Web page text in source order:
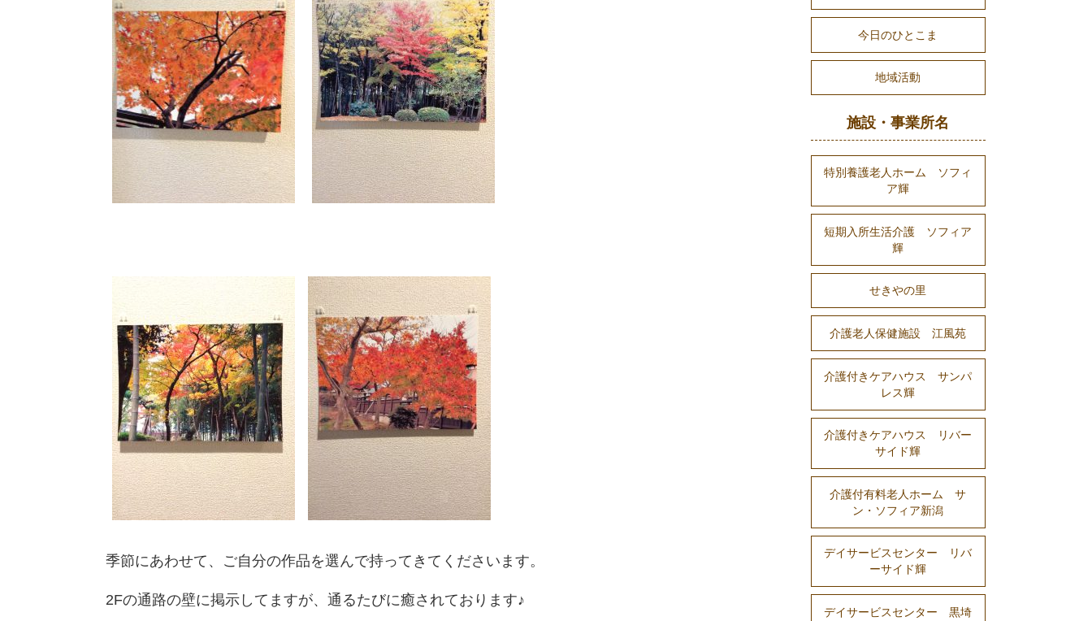
季節にあわせて、ご自分の作品を選んで持ってきてくださいます。
2Fの通路の壁に掲示してますが、通るたびに癒されております♪
今日のひとこま
地域活動
施設・事業所名
特別養護老人ホーム ソフィ
ア輝
短期入所生活介護 ソフィア
輝
せきやの里
介護老人保健施設 江風苑
介護付きケアハウス サンパ
レス輝
介護付きケアハウス リバー
サイド輝
介護付有料老人ホーム サ
ン・ソフィア新潟
デイサービスセンター リバ
ーサイド輝
デイサービスセンター 黒埼